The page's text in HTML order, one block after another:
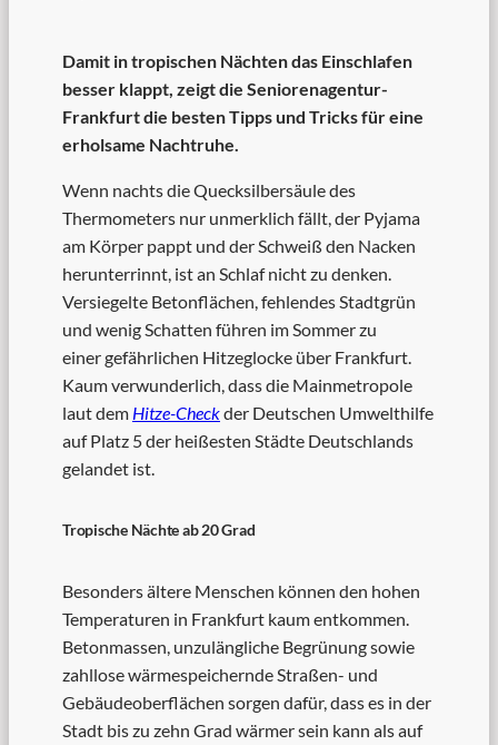
Damit in tropischen Nächtendas Einschlafen
besser klappt, zeigt die Seniorenagentur-
Frankfurt die besten Tipps und Tricks für eine
erholsame Nachtruhe.
Wenn nachts die Quecksilbersäule des
Thermometers nur unmerklich fällt, der Pyjama
am Körper pappt und der Schweiß den Nacken
herunterrinnt, ist an Schlaf nicht zu denken.
Versiegelte Betonflächen, fehlendes Stadtgrün
und wenig Schatten führen im Sommer zu
einer gefährlichen Hitzeglocke über Frankfurt.
Kaum verwunderlich, dass die Mainmetropole
laut dem Hitze-Checkder Deutschen Umwelthilfe
auf Platz 5 der heißesten Städte Deutschlands
gelandet ist.
Tropische Nächte ab 20 Grad
Besonders ältere Menschen können den hohen
Temperaturen in Frankfurt kaum entkommen.
Betonmassen, unzulängliche Begrünung sowie
zahllose wärmespeichernde Straßen- und
Gebäudeoberflächen sorgen dafür, dass es in der
Stadt bis zu zehn Grad wärmer sein kann als auf